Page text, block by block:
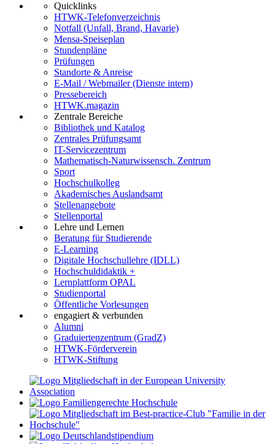
Quicklinks
HTWK-Telefonverzeichnis
Notfall (Unfall, Brand, Havarie)
Mensa-Speiseplan
Stundenpläne
Prüfungen
Standorte & Anreise
E-Mail / Webmailer (Dienste intern)
Pressebereich
HTWK.magazin
Zentrale Bereiche
Bibliothek und Katalog
Zentrales Prüfungsamt
IT-Servicezentrum
Mathematisch-Naturwissensch. Zentrum
Sport
Hochschulkolleg
Akademisches Auslandsamt
Stellenangebote
Stellenportal
Lehre und Lernen
Beratung für Studierende
E-Learning
Digitale Hochschullehre (IDLL)
Hochschuldidaktik +
Lernplattform OPAL
Studienportal
Öffentliche Vorlesungen
engagiert & verbunden
Alumni
Graduiertenzentrum (GradZ)
HTWK-Förderverein
HTWK-Stiftung